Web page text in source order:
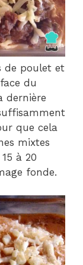
de poulet et
du
dernière
que cela
mixtes
à 20
fonde.